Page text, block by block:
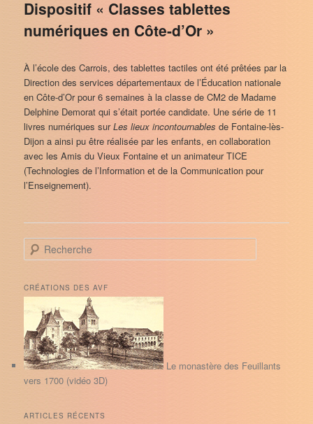
Dispositif « Classes tablettes
numériques en Côte-d’Or »
À l’école des Carrois, des tablettes tactiles ont été prêtées par la
Direction des services départementaux de l’Éducation nationale
en Côte-d’Or pour 6 semaines à la classe de CM2 de Madame
Delphine Demorat qui s’était portée candidate. Une série de 11
livres numériques surLes lieux incontournables de Fontaine-lès-
Dijon a ainsi pu être réalisée par les enfants, en collaboration
avec les Amis du Vieux Fontaine et un animateur TICE
(Technologies de l’Information et de la Communication pour
l’Enseignement).
e
h
e
r
h
e
CRÉATIONS DES AVF
Le monastère des Feuillants
vers 1700 (vidéo 3D)
ARTICLES RÉCENTS